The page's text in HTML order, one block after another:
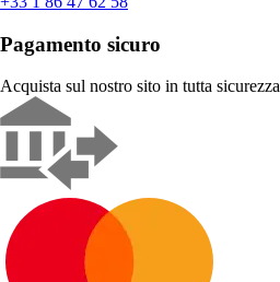
Pagamento sicuro
Acquista sul nostro sito in tutta sicurezza